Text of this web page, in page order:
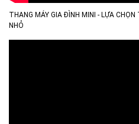
THANG MÁY GIA ĐÌNH MINI - LỰA
NHỎ